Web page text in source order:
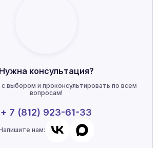
Нужна консультация?
выбором и проконсультировать по всем
вопросам!
+ 7 (812) 923-61-33
нам: